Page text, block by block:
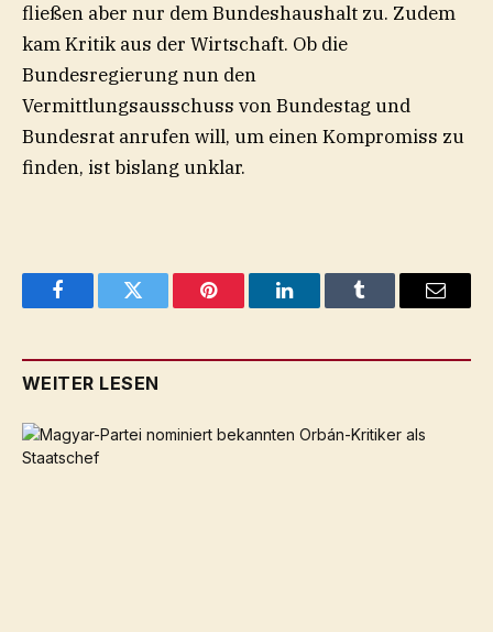
fließen aber nur dem Bundeshaushalt zu. Zudem
kam Kritik aus der Wirtschaft. Ob die
Bundesregierung nun den
Vermittlungsausschuss von Bundestag und
Bundesrat anrufen will, um einen Kompromiss zu
finden, ist bislang unklar.
FacebookTwitter Pinterest LinkedInTumblr Email
WEITER LESEN